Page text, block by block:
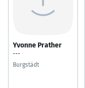
Yvonne Prather
---
Burgstädt